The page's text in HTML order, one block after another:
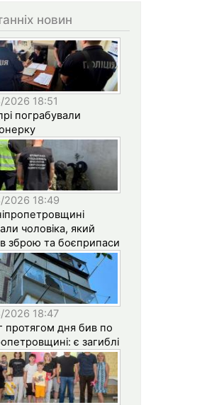
новин
18:51
пограбували
2026 18:49
чоловіка, який
зброю та боєприпаси
2026 18:47
протягом дня бив по
є загиблі